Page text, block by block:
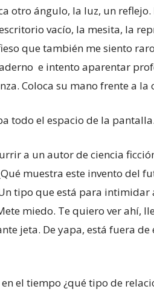
otro ángulo, la luz, un
escritorio vacío, la mesita, la
que también me siento
e intento aparentar
Coloca su mano frente a la
todo el espacio de la pantalla.
a un autor de ciencia
muestra este invento del
tipo que está para intimidar
miedo. Te quiero ver ahí,
jeta. De yapa, está fuera
el tiempo ¿qué tipo de